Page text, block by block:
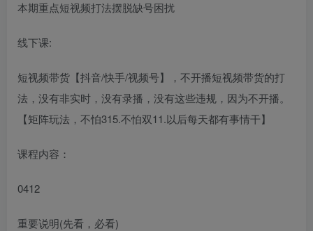
线下课:
短视频带货【抖音/快手/视频号】，不开播短视频带货的打
法，没有非实时，没有录播，没有这些违规，因为不开播。
【矩阵玩法，不怕315.不怕双11.以后每天都有事情干】
课程内容：
0412
重要说明(先看，必看)